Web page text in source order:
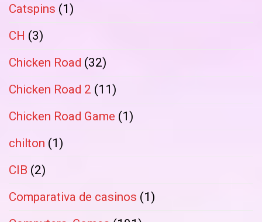
Catspins (1)
CH (3)
Chicken Road (32)
Chicken Road 2 (11)
Chicken Road Game (1)
chilton (1)
CIB (2)
Comparativa de casinos (1)